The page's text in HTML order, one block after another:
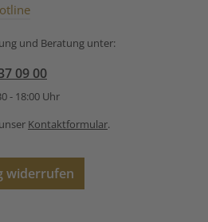
und Beratung unter:
09 00
- 18:00 Uhr
Kontaktformular.
widerrufen